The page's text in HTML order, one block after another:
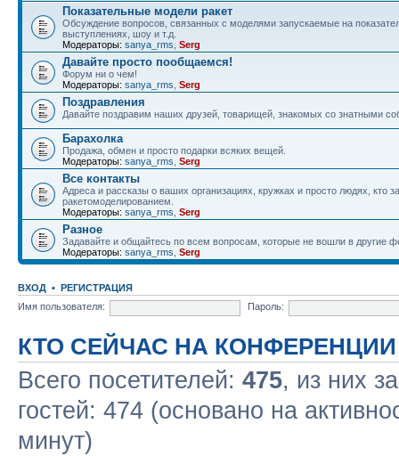
Показательные модели ракет
Обсуждение вопросов, связанных с моделями запускаемые на
выступлениях, шоу и т.д.
Модераторы: sanya_rms Serg
Давайте просто пообщаемся!
Форум ни о чем!
Модераторы: sanya_rms Serg
Поздравления
Давайте поздравим наших друзей, товарищей, знакомых со знатными
Барахолка
Продажа, обмен и просто подарки всяких вещей.
Модераторы: sanya_rms Serg
Все контакты
Адреса и рассказы о ваших организациях, кружках и просто людях, кто
ракетомоделированием.
Модераторы: sanya_rms Serg
Разное
Задавайте и общайтесь по всем вопросам, которые не вошли в другие
Модераторы: sanya_rms Serg
ВХОД • РЕГИСТРАЦИЯ
Имя пользователя:
Пароль:
КТО СЕЙЧАС НА КОНФЕРЕНЦИИ
Всего посетителей: 475, из них
гостей: 474 (основано на
минут)